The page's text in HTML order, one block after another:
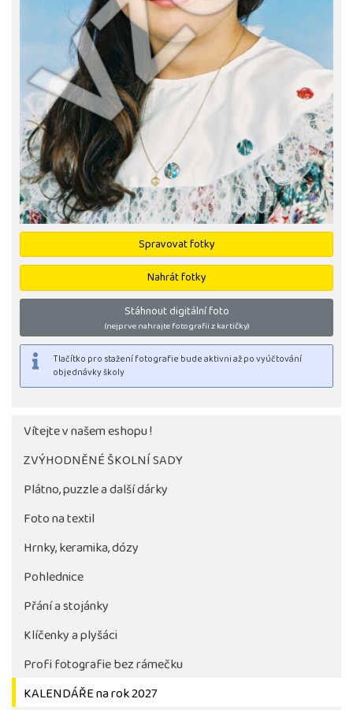
Spravovat fotky
Nahrát fotky
Stáhnout digitální foto
(nejprve nahrajte fotografii z kartičky)
Tlačítko pro stažení fotografie bude aktivni až po
objednávky školy
Vítejte v našem eshopu !
ZVÝHODNĚNÉ ŠKOLNÍ SADY
Plátno, puzzle a další dárky
Foto na textil
Hrnky, keramika, dózy
Pohlednice
Přání a stojánky
Klíčenky a plyšáci
Profi fotografie bez rámečku
KALENDÁŘE na rok 2027